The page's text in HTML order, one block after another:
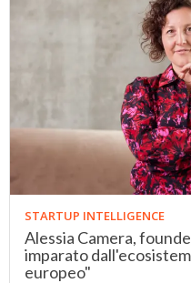
STARTUP INTELLIGENCE
Alessia Camera,
imparato
europeo"